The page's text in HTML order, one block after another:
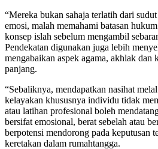
“Mereka bukan sahaja terlatih dari
emosi, malah memahami batasan
konsep islah sebelum mengambil
Pendekatan digunakan juga lebih
mengabaikan aspek agama, akhlak dan
panjang.
“Sebaliknya, mendapatkan nasihat
kelayakan khususnya individu tidak
atau latihan profesional boleh
bersifat emosional, berat sebelah atau
berpotensi mendorong pada keputusan
keretakan dalam rumahtangga.